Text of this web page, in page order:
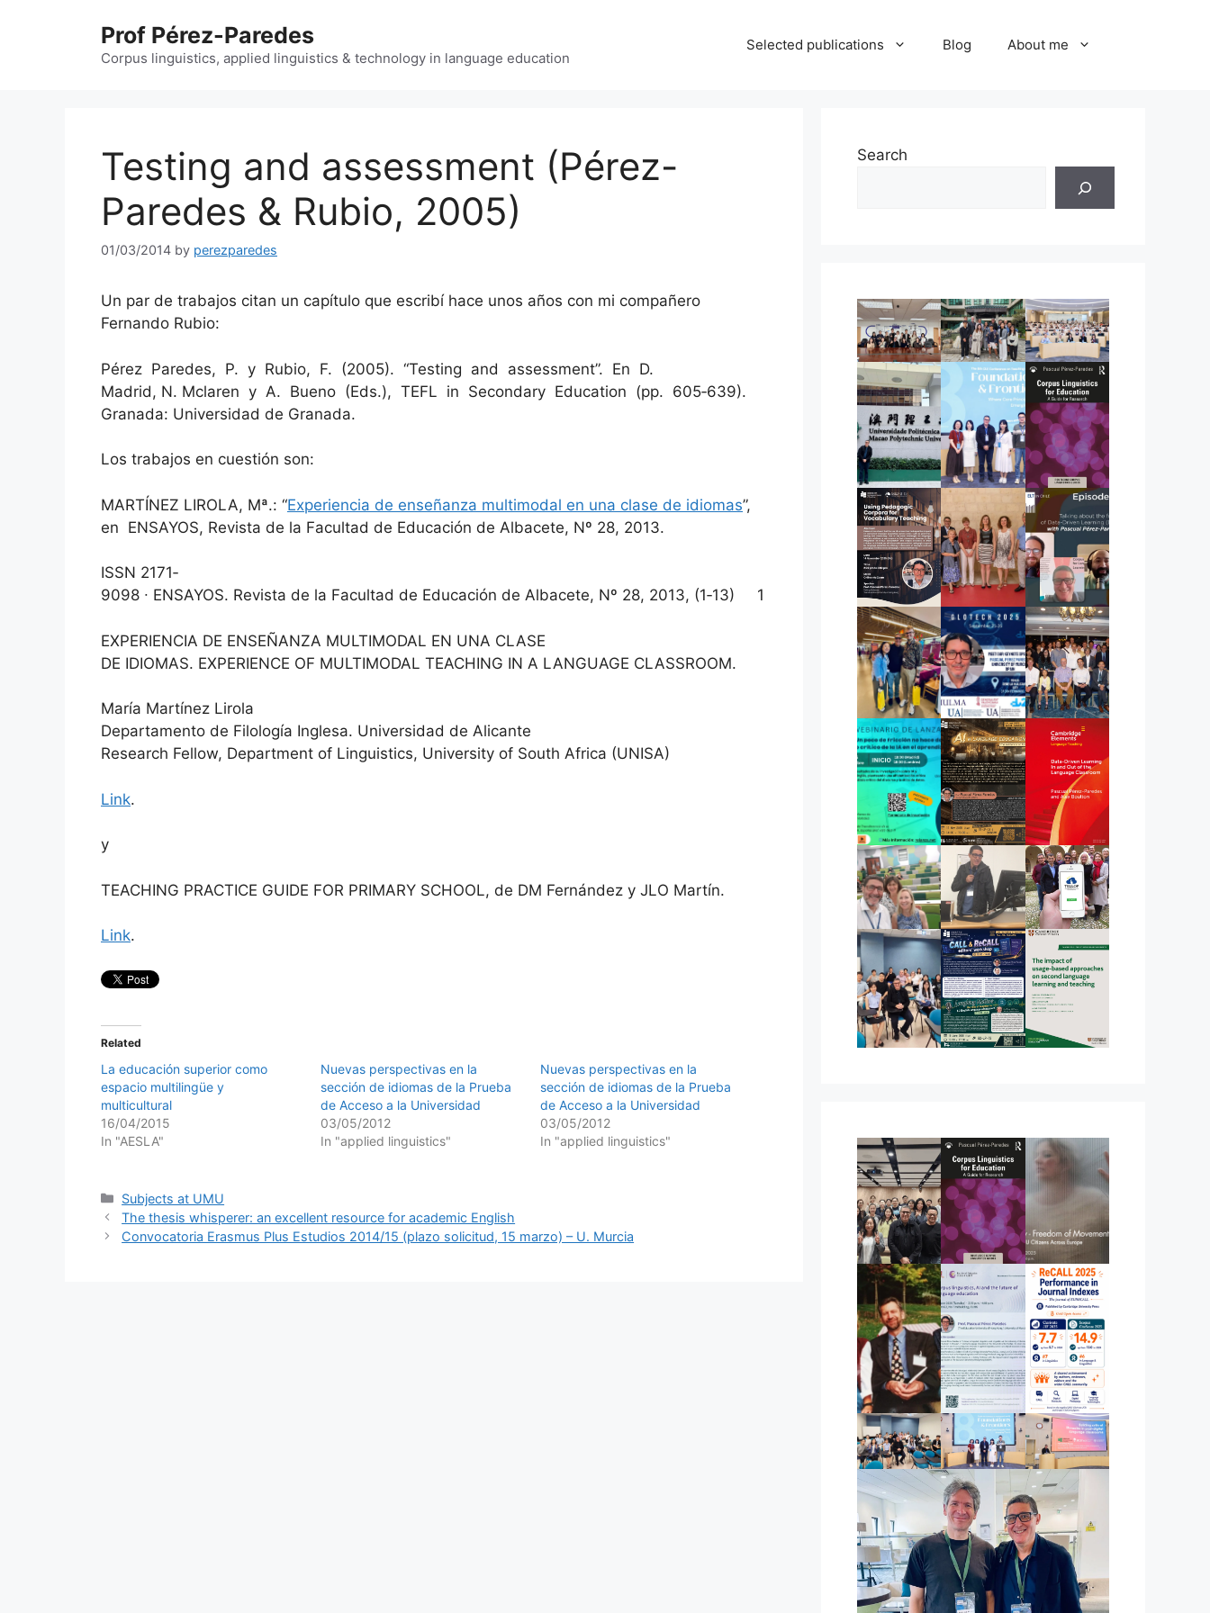
Prof Pérez-Paredes
Corpus linguistics, applied linguistics & technology in language education
Selected publications Blog About me
Testing and assessment (Pérez-
Paredes & Rubio, 2005)
01/03/2014 by perezparedes
Un par de trabajos citan un capítulo que escribí hace unos años con mi compañero
Fernando Rubio:
Pérez Paredes, P. y Rubio, F. (2005). “Testing and assessment”. En D.
Madrid, N. Mclaren y A. Bueno (Eds.), TEFL in Secondary Education (pp. 605‐639).
Granada: Universidad de Granada.
Los trabajos en cuestión son:
MARTÍNEZ LIROLA, Mª.: “Experiencia de enseñanza multimodal en una clase de idiomas”,
en ENSAYOS, Revista de la Facultad de Educación de Albacete, Nº 28, 2013.
ISSN 2171‐
9098 ∙ ENSAYOS. Revista de la Facultad de Educación de Albacete, Nº 28, 2013, (1‐13) 1
EXPERIENCIA DE ENSEÑANZA MULTIMODAL EN UNA CLASE
DE IDIOMAS. EXPERIENCE OF MULTIMODAL TEACHING IN A LANGUAGE CLASSROOM.
María Martínez Lirola
Departamento de Filología Inglesa. Universidad de Alicante
Research Fellow, Department of Linguistics, University of South Africa (UNISA)
Link.
y
TEACHING PRACTICE GUIDE FOR PRIMARY SCHOOL, de DM Fernández y JLO Martín.
Link.
Related
La educación superior como
espacio multilingüe y
multicultural
16/04/2015
In "AESLA"
Nuevas perspectivas en la
sección de idiomas de la Prueba
de Acceso a la Universidad
03/05/2012
In "applied linguistics"
Nuevas perspectivas en la
sección de idiomas de la Prueba
de Acceso a la Universidad
03/05/2012
In "applied linguistics"
Categories
Subjects at UMU
The thesis whisperer: an excellent resource for academic English
Convocatoria Erasmus Plus Estudios 2014/15 (plazo solicitud, 15 marzo) – U. Murcia
Search